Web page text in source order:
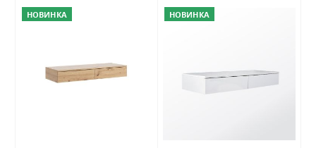
НОВИНКА НОВИНКА